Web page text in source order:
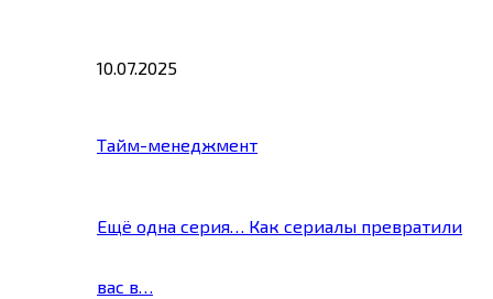
10.07.2025
Тайм-менеджмент
Ещё одна серия… Как сериалы превратили
вас в…